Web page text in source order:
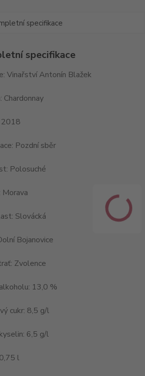
specifikace
specifikace
Vinařství Antonín Blažek
Chardonnay
2018
Pozdní sběr
Polosuché
Slovácká
Bojanovice
Zvolence
13,0 %
cukr: 8,5 g/l
6,5 g/l
l